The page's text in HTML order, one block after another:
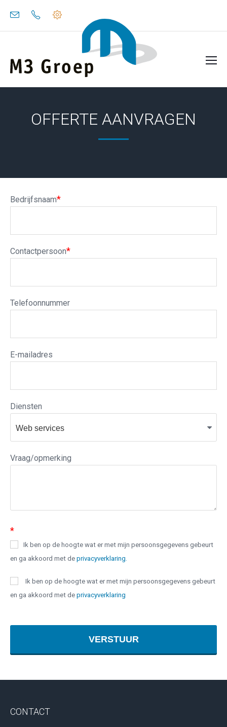
OFFERTE AANVRAGEN
Bedrijfsnaam*
Contactpersoon*
Telefoonnummer
E-mailadres
Diensten
Vraag/opmerking
*
Ik ben op de hoogte wat er met mijn persoonsgegevens gebeurt
en ga akkoord met de privacyverklaring.
Ik ben op de hoogte wat er met mijn persoonsgegevens gebeurt
en ga akkoord met de privacyverklaring
CONTACT